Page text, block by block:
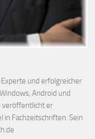
und erfolgreicher
Android und
veröffentlicht er
Fachzeitschriften. Sein